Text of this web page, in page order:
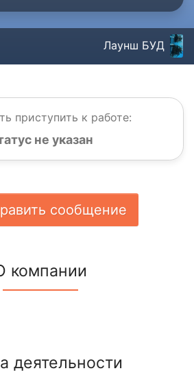
Лаунш БУД
приступить к работе:
не указан
сообщение
компании
деятельности